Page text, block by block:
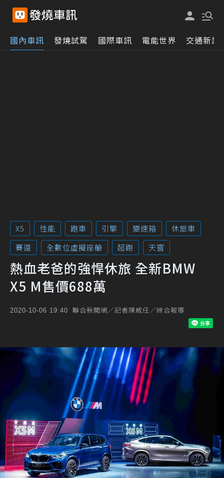
國內車訊 發燒試駕 國際車訊 電能世界 交通新訊
X5 性能 跑車 引擎 變速箱
休旅車
賽道
全數位虛擬座艙 超跑 天窗
熱血老爸的強悍休旅 全新BMW
X5 M售價688萬
2020-10-06 19:40 聯合新聞網／記者陳威任／綜合報導